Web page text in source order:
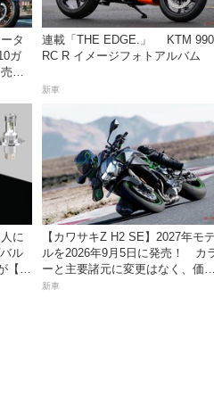
タ
ガ
。
連載「THE EDGE.」 KTM 990
RC R イメージフォトアルバム
新車
に
ル
デ
【カワサキZ H2 SE】2027年モ
ルを2026年9月5日に発売！ カ
ーと主要諸元に変更はなく、価格
は据え置きの247万5000円！
新車